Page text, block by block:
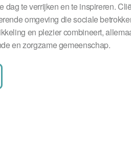
dag te verrijken en te inspireren.
omgeving die sociale
en plezier combineert,
en zorgzame gemeenschap.